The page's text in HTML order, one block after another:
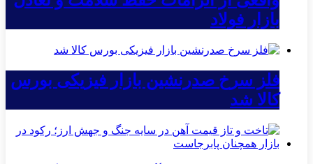
بازار فولاد
فلز سرخ صدرنشین بازار فیزیکی بورس
کالا شد